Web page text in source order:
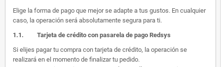
Elige la forma de pago que mejor se adapte a tus gustos. En cualquier
caso, la operación será absolutamente segura para ti.
1.1. Tarjeta de crédito con pasarela de pago Redsys
Si elijes pagar tu compra con tarjeta de crédito, la operación se
realizará en el momento de finalizar tu pedido.